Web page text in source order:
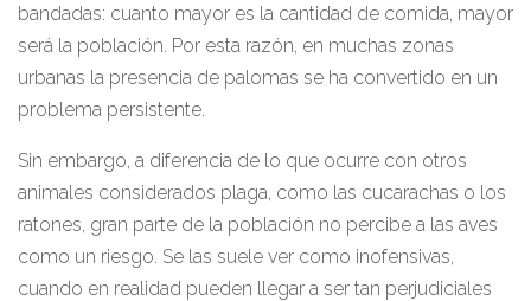
bandadas: cuanto mayor es la cantidad de comida, mayor
será la población. Por esta razón, en muchas zonas
urbanas la presencia de palomas se ha convertido en un
problema persistente.
Sin embargo, a diferencia de lo que ocurre con otros
animales considerados plaga, como las cucarachas o los
ratones, gran parte de la población no percibe a las aves
como un riesgo. Se las suele ver como inofensivas,
cuando en realidad pueden llegar a ser tan perjudiciales